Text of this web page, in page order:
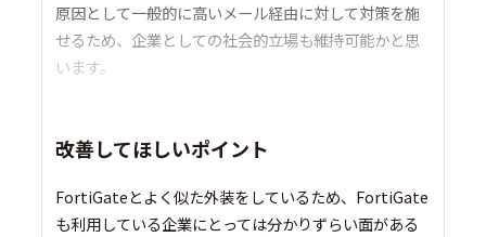
原因として一般的に高いメール経由に対して対策を施
せるため、企業としての社会的立場も維持可能かと思
います。
改善してほしいポイント
FortiGateとよく似た外装をしているため、FortiGate
も利用している企業にとっては分かりずらい面がある